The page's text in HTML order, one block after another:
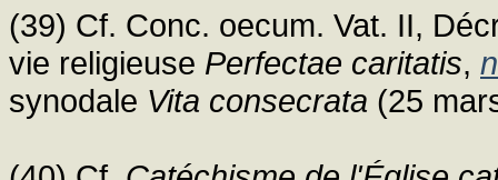
(39) Cf. Conc. oecum. Vat. II,
vie religieuse Perfectae caritatis,
synodale Vita consecrata (25